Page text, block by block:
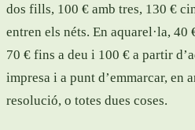
dos fills, 100 € amb tres, 130 €
entren els néts. En aquarel·la, 40
70 € fins a deu i 100 € a partir
impresa i a punt d’emmarcar, en
resolució, o totes dues coses.